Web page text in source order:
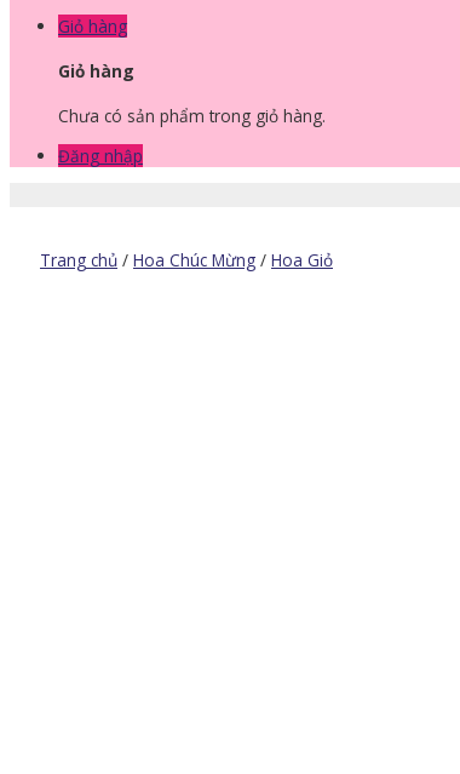
Giỏ hàng
Giỏ hàng
Chưa có sản phẩm trong giỏ hàng.
Đăng nhập
Trang chủ / Hoa Chúc Mừng / Hoa Giỏ